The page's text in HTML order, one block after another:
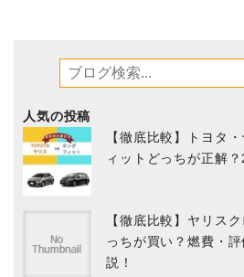
人気の投稿
【徹底比較】トヨタ
ィットどっちが正解
【徹底比較】ヤリス
っちが買い？燃費・
説！